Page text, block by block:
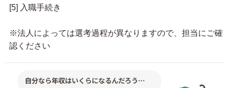
[5] 入職手続き
※法人によっては選考過程が異なりますので、担当にご確
認ください